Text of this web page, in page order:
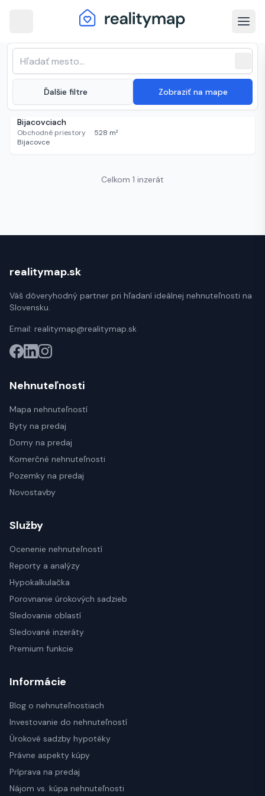
Ďalšie filtre Zobraziť na mape
Bijacovce · Najnovšie nehnuteľnosti
na predaj
(1 inzerát)
Zoradenie zoznamu
146 dní
Neuvedené
Investičná príležitosť: Rezidenčný objekt s 12 bytmi v
Bijacovciach
Obchodné priestory · 528 m²
Bijacovce
Celkom 1 inzerát
realitymap.sk
Váš dôveryhodný partner pri hľadaní ideálnej nehnuteľnosti na
Slovensku.
Email: realitymap@realitymap.sk
Nehnuteľnosti
Mapa nehnuteľností
Byty na predaj
Domy na predaj
Komerčné nehnuteľnosti
Pozemky na predaj
Novostavby
Služby
Ocenenie nehnuteľností
Reporty a analýzy
Hypokalkulačka
Porovnanie úrokových sadzieb
Sledovanie oblastí
Sledované inzeráty
Premium funkcie
Informácie
Blog o nehnuteľnostiach
Investovanie do nehnuteľností
Úrokové sadzby hypotéky
Právne aspekty kúpy
Príprava na predaj
Nájom vs. kúpa nehnuteľnosti